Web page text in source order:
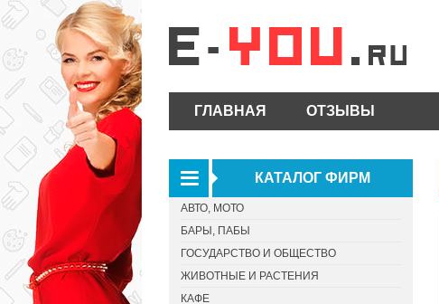
ГЛАВНАЯ ОТЗЫВЫ
КАТАЛОГ ФИРМ
АВТО, МОТО
БАРЫ, ПАБЫ
ГОСУДАРСТВО И ОБЩЕСТВО
ЖИВОТНЫЕ И РАСТЕНИЯ
КАФЕ